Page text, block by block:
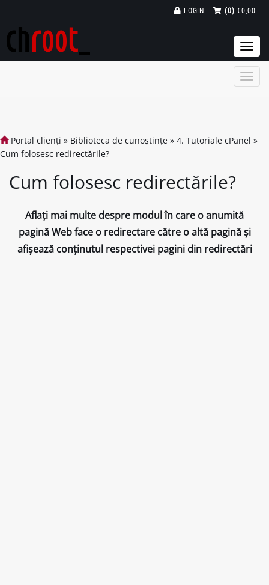
(0) €0,00
LOGIN
Portal clienți » Biblioteca de cunoștințe » 4. Tutoriale cPanel »
Cum folosesc redirectările?
Cum folosesc redirectările?
Aflați mai multe despre modul în care o anumită
pagină Web face o redirectare către o altă pagină și
afișează conținutul respectivei pagini din redirectări